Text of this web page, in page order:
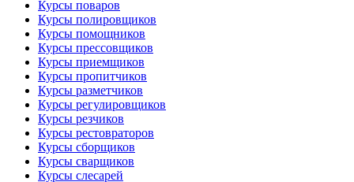
Курсы поваров
Курсы полировщиков
Курсы помощников
Курсы прессовщиков
Курсы приемщиков
Курсы пропитчиков
Курсы разметчиков
Курсы регулировщиков
Курсы резчиков
Курсы рестовраторов
Курсы сборщиков
Курсы сварщиков
Курсы слесарей